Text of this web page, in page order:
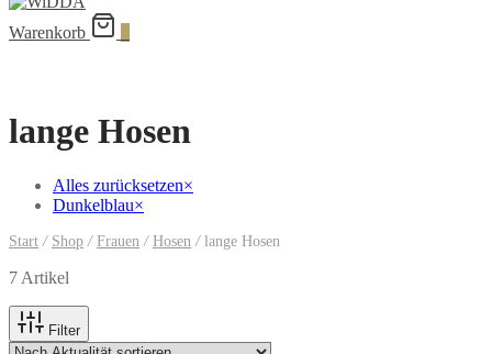
Warenkorb
lange Hosen
Alles zurücksetzen×
Dunkelblau×
Start / Shop / Frauen / Hosen /lange Hosen
7 Artikel
Filter